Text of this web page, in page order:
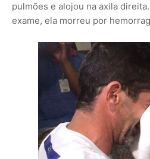
pulmões e alojou na axila
exame, ela morreu por